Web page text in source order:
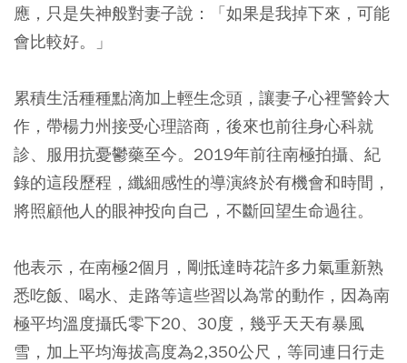
應，只是失神般對妻子說：「如果是我掉下來，可能
會比較好。」
累積生活種種點滴加上輕生念頭，讓妻子心裡警鈴大
作，帶楊力州接受心理諮商，後來也前往身心科就
診、服用抗憂鬱藥至今。2019年前往南極拍攝、紀
錄的這段歷程，纖細感性的導演終於有機會和時間，
將照顧他人的眼神投向自己，不斷回望生命過往。
他表示，在南極2個月，剛抵達時花許多力氣重新熟
悉吃飯、喝水、走路等這些習以為常的動作，因為南
極平均溫度攝氏零下20、30度，幾乎天天有暴風
雪，加上平均海拔高度為2,350公尺，等同連日行走